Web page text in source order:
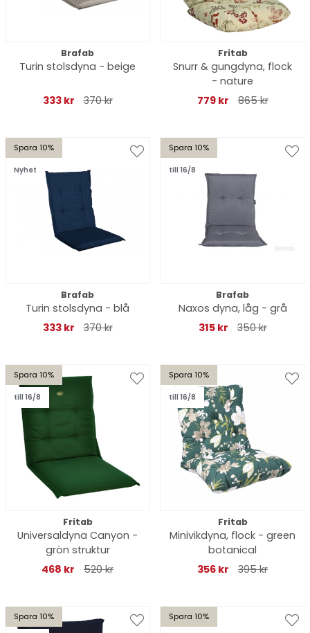
Brafab
Turin stolsdyna - beige
333 kr 370 kr
Fritab
Snurr & gungdyna, flock
- nature
779 kr
865 kr
Spara 10%
Nyhet
Brafab
Turin stolsdyna - blå
333 kr
370 kr
Spara 10%
till 16/8
Brafab
Naxos dyna, låg - grå
315 kr
350 kr
Spara 10%
till 16/8
Fritab
Universaldyna Canyon -
grön struktur
468 kr
520 kr
Spara 10%
till 16/8
Fritab
Minivikdyna, flock - green
botanical
356 kr
395 kr
Spara 10% Spara 10%